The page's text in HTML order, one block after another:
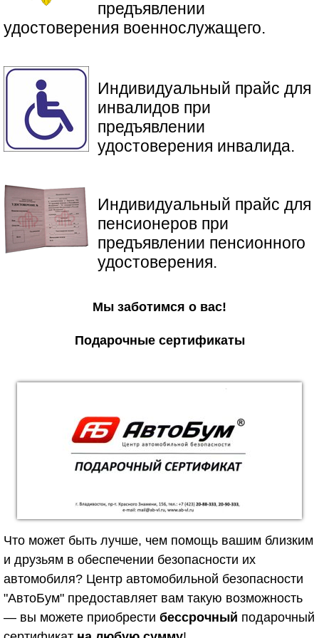
предъявлении
удостоверения военнослужащего.
Индивидуальный прайс для
инвалидов при
предъявлении
удостоверения инвалида.
​Индивидуальный прайс для
пенсионеров при
предъявлении пенсионного
удостоверения.
Мы заботимся о вас!
Подарочные сертификаты
Что может быть лучше, чем помощь вашим близким
и друзьям в обеспечении безопасности их
автомобиля? Центр автомобильной безопасности
"АвтоБум" предоставляет вам такую возможность
— вы можете приобрести бессрочный подарочный